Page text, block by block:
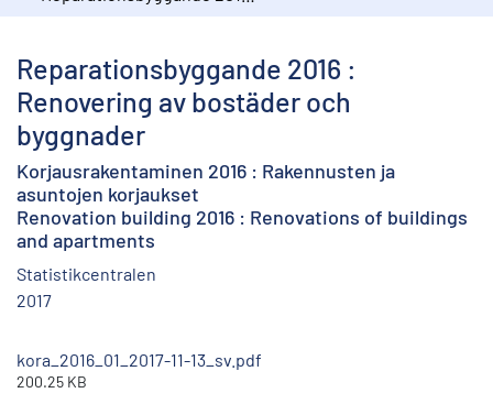
Reparationsbyggande 2016 :
Renovering av bostäder och
byggnader
Korjausrakentaminen 2016 : Rakennusten ja
asuntojen korjaukset
Renovation building 2016 : Renovations of buildings
and apartments
Statistikcentralen
2017
kora_2016_01_2017-11-13_sv.pdf
200.25 KB